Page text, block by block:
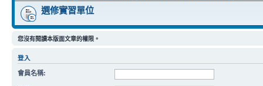
選修實習單位
您沒有閱讀本版面文章的權限。
登入
會員名稱: